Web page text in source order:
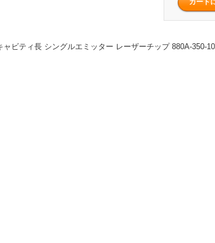
ビティ長 シングルエミッター レーザーチップ 880A-350-